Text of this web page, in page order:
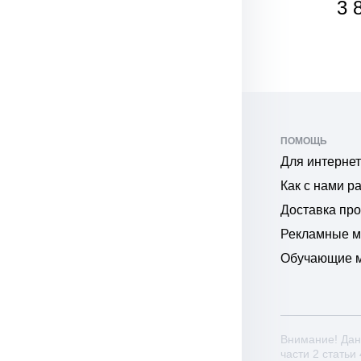
3
ПОМОЩЬ
Для
Как с нами
Доставка
Рекламные
Обучающие
Внимание!
части 2